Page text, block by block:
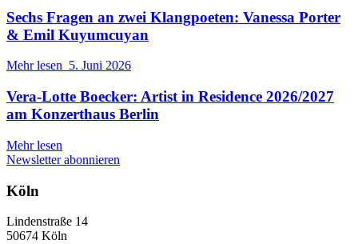
Sechs Fragen an zwei Klangpoeten: Vanessa Porter
& Emil Kuyumcuyan
Mehr lesen 5. Juni 2026
Vera-Lotte Boecker: Artist in Residence 2026/2027
am Konzerthaus Berlin
Mehr lesen
Newsletter abonnieren
Köln
Lindenstraße 14
50674 Köln